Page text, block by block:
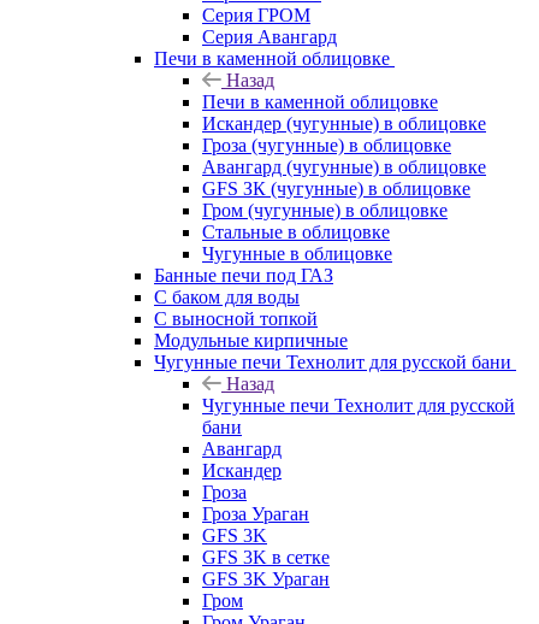
Серия ГРОМ
Серия Авангард
Печи в каменной облицовке
Назад
Печи в каменной облицовке
Искандер (чугунные) в облицовке
Гроза (чугунные) в облицовке
Авангард (чугунные) в облицовке
GFS ЗК (чугунные) в облицовке
Гром (чугунные) в облицовке
Стальные в облицовке
Чугунные в облицовке
Банные печи под ГАЗ
С баком для воды
С выносной топкой
Модульные кирпичные
Чугунные печи Технолит для русской бани
Назад
Чугунные печи Технолит для русской
бани
Авангард
Искандер
Гроза
Гроза Ураган
GFS 3K
GFS 3K в сетке
GFS 3K Ураган
Гром